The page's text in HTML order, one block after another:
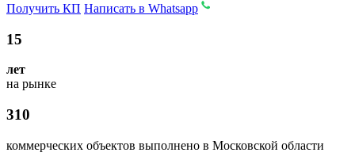
Получить КП Написать в Whatsapp
15
лет
на рынке
310
коммерческих объектов выполнено в Московской области